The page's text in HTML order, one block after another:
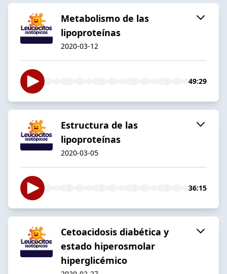
Metabolismo de las
lipoproteínas
2020-03-12
49:29
Estructura de las
lipoproteínas
2020-03-05
36:15
Cetoacidosis diabética y
estado hiperosmolar
hiperglicémico